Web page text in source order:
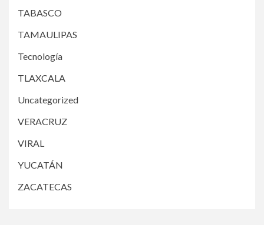
TABASCO
TAMAULIPAS
Tecnología
TLAXCALA
Uncategorized
VERACRUZ
VIRAL
YUCATÁN
ZACATECAS